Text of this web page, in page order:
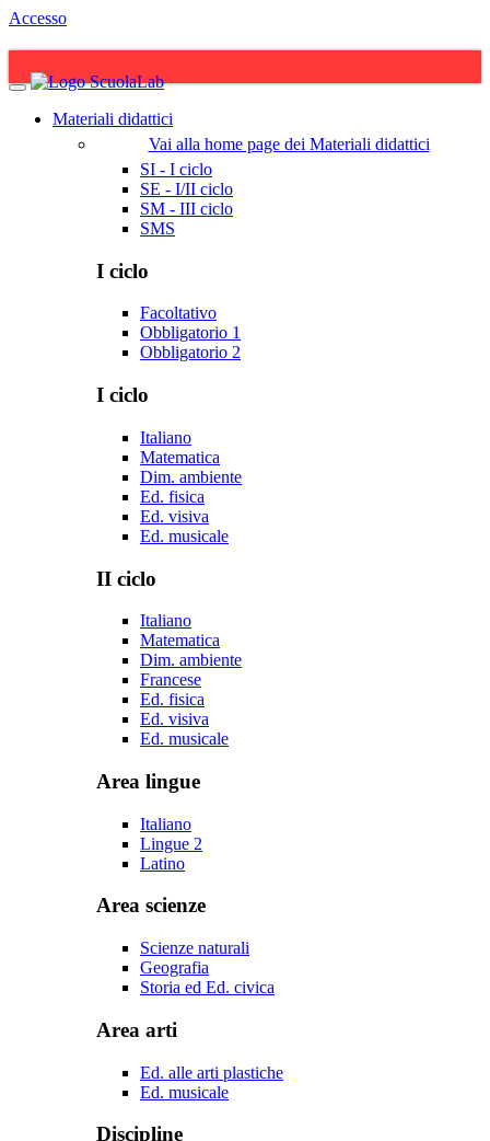
Accesso
Materiali didattici
Vai alla home page dei Materiali didattici
SI - I ciclo
SE - I/II ciclo
SM - III ciclo
SMS
I ciclo
Facoltativo
Obbligatorio 1
Obbligatorio 2
I ciclo
Italiano
Matematica
Dim. ambiente
Ed. fisica
Ed. visiva
Ed. musicale
II ciclo
Italiano
Matematica
Dim. ambiente
Francese
Ed. fisica
Ed. visiva
Ed. musicale
Area lingue
Italiano
Lingue 2
Latino
Area scienze
Scienze naturali
Geografia
Storia ed Ed. civica
Area arti
Ed. alle arti plastiche
Ed. musicale
Discipline